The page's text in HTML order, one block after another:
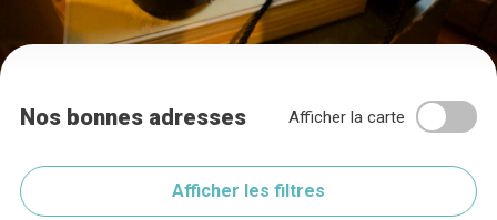
Nos bonnes adresses Afficher la carte
Afficher les filtres